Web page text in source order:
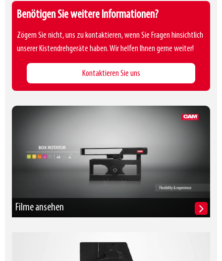
Benötigen Sie weitere Informationen?
Zögern Sie nicht, uns zu kontaktieren, wenn Sie Fragen hinsichtlich
unserer Kistendrehgeräte haben. Wir helfen Ihnen gerne weiter!
Kontaktieren Sie uns
Filme ansehen